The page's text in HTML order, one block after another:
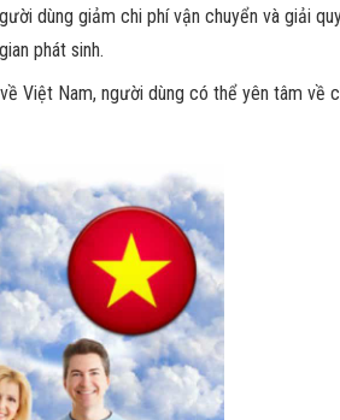
dùng giảm chi phí vận chuyển và giải
phát sinh.
Việt Nam, người dùng có thể yên tâm về